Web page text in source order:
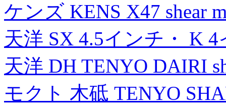
ケンズ KENS X47 shear
天洋 SX 4.5インチ・ K
天洋 DH TENYO DAIRI
モクト 木砥 TENYO